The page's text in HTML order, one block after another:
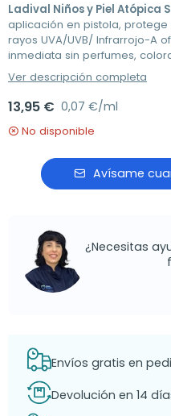
Ladival Niños y Piel Atópica
aplicación en pistola,
rayos UVA/UVB/ Infrarrojo-A
inmediata sin perfumes,
Ver descripción completa
13,95 € 0,07 €/ml
No disponible
Avísame
¿Necesitas
Envíos gratis en
Devolución en 14